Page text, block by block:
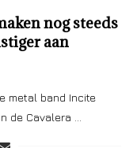
nog steeds
aan
metal band Incite
de Cavalera …